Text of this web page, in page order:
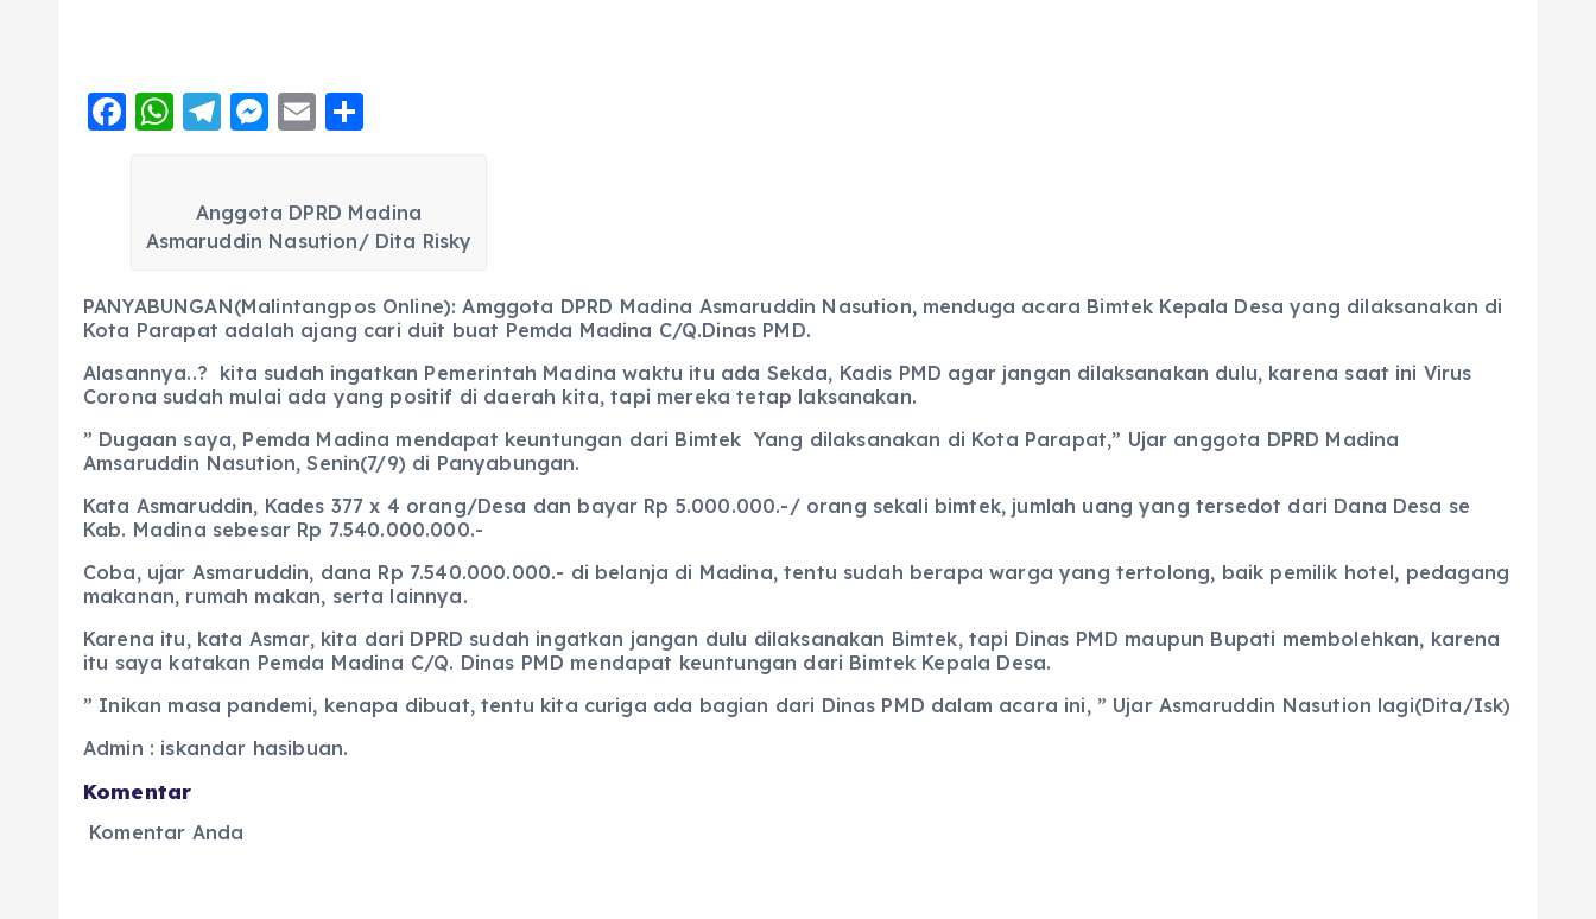
F
b
o
o
k
W
ts
A
p
p
T
g
r
a
m
M
e
n
g
er
E
l
re
Anggota DPRD Madina
Asmaruddin Nasution/ Dita Risky
PANYABUNGAN(Malintangpos Online): Amggota DPRD Madina Asmaruddin Nasution, menduga acara Bimtek Kepala Desa yang dilaksanakan di
Kota Parapat adalah ajang cari duit buat Pemda Madina C/Q.Dinas PMD.
Alasannya..? kita sudah ingatkan Pemerintah Madina waktu itu ada Sekda, Kadis PMD agar jangan dilaksanakan dulu, karena saat ini Virus
Corona sudah mulai ada yang positif di daerah kita, tapi mereka tetap laksanakan.
” Dugaan saya, Pemda Madina mendapat keuntungan dari Bimtek Yang dilaksanakan di Kota Parapat,” Ujar anggota DPRD Madina
Amsaruddin Nasution, Senin(7/9) di Panyabungan.
Kata Asmaruddin, Kades 377 x 4 orang/Desa dan bayar Rp 5.000.000.-/ orang sekali bimtek, jumlah uang yang tersedot dari Dana Desa se
Kab. Madina sebesar Rp 7.540.000.000.-
Coba, ujar Asmaruddin, dana Rp 7.540.000.000.- di belanja di Madina, tentu sudah berapa warga yang tertolong, baik pemilik hotel, pedagang
makanan, rumah makan, serta lainnya.
Karena itu, kata Asmar, kita dari DPRD sudah ingatkan jangan dulu dilaksanakan Bimtek, tapi Dinas PMD maupun Bupati membolehkan, karena
itu saya katakan Pemda Madina C/Q. Dinas PMD mendapat keuntungan dari Bimtek Kepala Desa.
” Inikan masa pandemi, kenapa dibuat, tentu kita curiga ada bagian dari Dinas PMD dalam acara ini, ” Ujar Asmaruddin Nasution lagi(Dita/Isk)
Admin : iskandar hasibuan.
Komentar
Komentar Anda